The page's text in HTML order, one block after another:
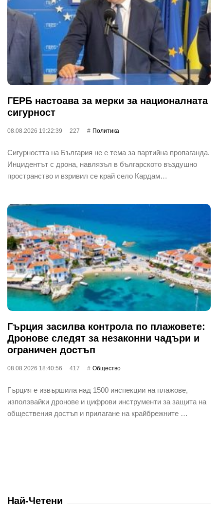
ГЕРБ настоава за мерки за националната
сигурност
08.08.2026 19:22:39 227 Политика
Сигурността на България не е тема за партийна пропаганда.
Инцидентът с дрона, навлязъл в българското въздушно
пространство и взривил се край село Кардам…
Гърция засилва контрола по плажовете:
Дронове следят за незаконни чадъри и
ограничен достъп
08.08.2026 18:40:56 417 Общество
Гърция е извършила над 1500 инспекции на плажове,
използвайки дронове и цифрови инструменти за защита на
обществения достъп и прилагане на крайбрежните …
Най-Четени